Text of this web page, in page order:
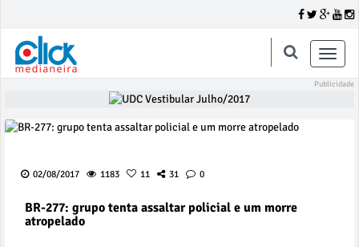
Toggle
02/08/2017 1183 11 31 0
BR-277: grupo tenta assaltar policial e um morre
atropelado